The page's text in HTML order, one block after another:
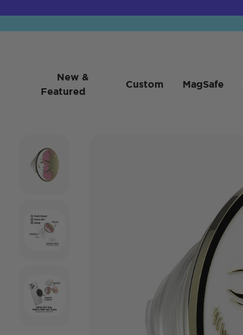
New &
Featured
Custom MagSafe